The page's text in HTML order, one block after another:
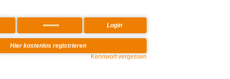
Kennwort vergessen